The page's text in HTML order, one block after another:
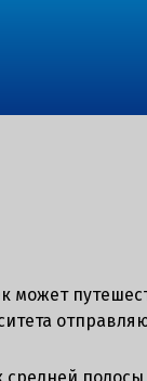
может
средней полосы